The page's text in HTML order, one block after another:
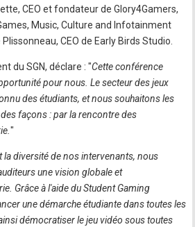
CEO et fondateur de Glory4Gamers,
Music, Culture and Infotainment
CEO de Early Birds Studio.
du SGN, déclare : "Cette conférence
pour nous. Le secteur des jeux
des étudiants, et nous souhaitons les
façons : par la rencontre des
"
la diversité de nos intervenants, nous
une vision globale et
Grâce à l'aide du Student Gaming
une démarche étudiante dans toutes les
démocratiser le jeu vidéo sous toutes